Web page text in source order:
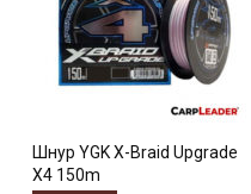
Шнур YGK X-Braid Upgrade
X4 150m